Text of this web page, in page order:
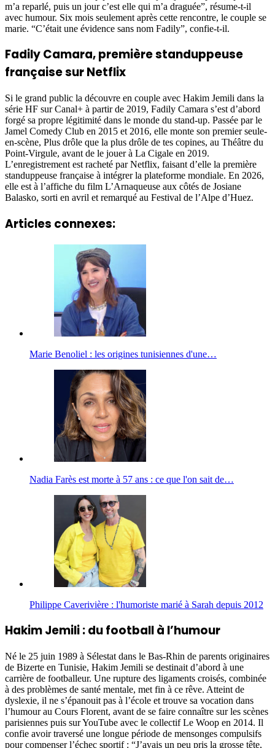
m’a reparlé, puis un jour c’est elle qui m’a draguée”, résume-t-il
avec humour. Six mois seulement après cette rencontre, le couple se
marie. “C’était une évidence sans nom Fadily”, confie-t-il.
Fadily Camara, première standuppeuse
française sur Netflix
Si le grand public la découvre en couple avec Hakim Jemili dans la
série HF sur Canal+ à partir de 2019, Fadily Camara s’est d’abord
forgé sa propre légitimité dans le monde du stand-up. Passée par le
Jamel Comedy Club en 2015 et 2016, elle monte son premier seule-
en-scène, Plus drôle que la plus drôle de tes copines, au Théâtre du
Point-Virgule, avant de le jouer à La Cigale en 2019.
L’enregistrement est racheté par Netflix, faisant d’elle la première
standuppeuse française à intégrer la plateforme mondiale. En 2026,
elle est à l’affiche du film L’Arnaqueuse aux côtés de Josiane
Balasko, sorti en avril et remarqué au Festival de l’Alpe d’Huez.
Articles connexes:
Marie Benoliel : les origines tunisiennes d'une…
Nadia Farès est morte à 57 ans : ce que l'on sait de…
Philippe Caverivière : l'humoriste marié à Sarah depuis 2012
Hakim Jemili : du football à l’humour
Né le 25 juin 1989 à Sélestat dans le Bas-Rhin de parents originaires
de Bizerte en Tunisie, Hakim Jemili se destinait d’abord à une
carrière de footballeur. Une rupture des ligaments croisés, combinée
à des problèmes de santé mentale, met fin à ce rêve. Atteint de
dyslexie, il ne s’épanouit pas à l’école et trouve sa vocation dans
l’humour au Cours Florent, avant de se faire connaître sur les scènes
parisiennes puis sur YouTube avec le collectif Le Woop en 2014. Il
confie avoir traversé une longue période de mensonges compulsifs
pour compenser l’échec sportif : “J’avais un peu pris la grosse tête,